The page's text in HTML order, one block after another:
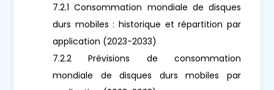
7.2.1 Consommation mondiale de disques
durs mobiles : historique et répartition par
application (2023-2033)
7.2.2 Prévisions de consommation
mondiale de disques durs mobiles par